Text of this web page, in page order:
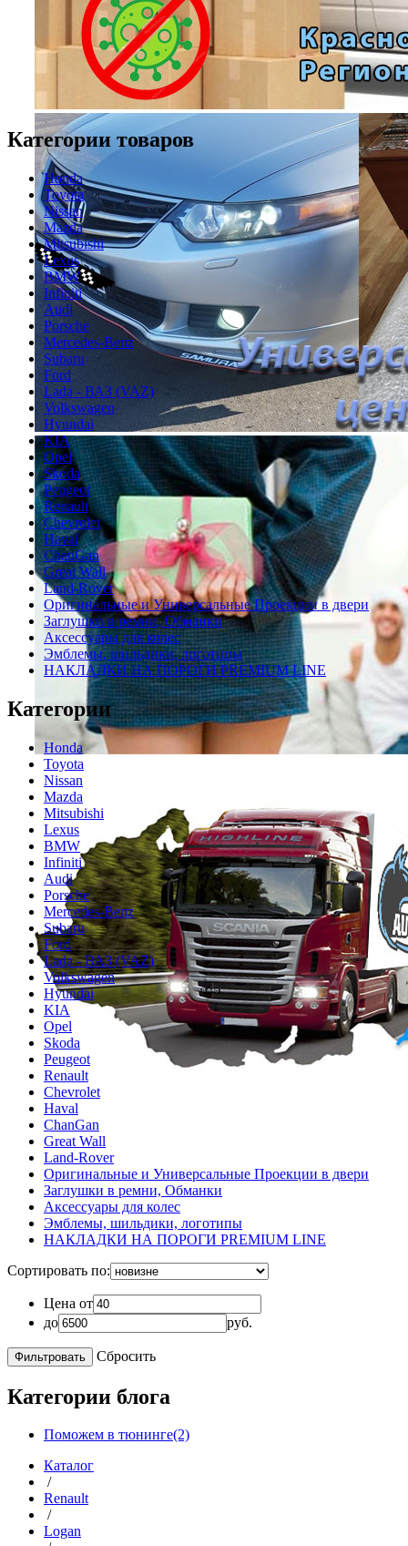
Категории товаров
Honda
Toyota
Nissan
Mazda
Mitsubishi
Lexus
BMW
Infiniti
Audi
Porsche
Mercedes-Benz
Subaru
Ford
Lada - ВАЗ (VAZ)
Volkswagen
Hyundai
KIA
Opel
Skoda
Peugeot
Renault
Chevrolet
Haval
ChanGan
Great Wall
Land-Rover
Оригинальные и Универсальные Проекции в двери
Заглушки в ремни, Обманки
Аксессуары для колес
Эмблемы, шильдики, логотипы
НАКЛАДКИ НА ПОРОГИ PREMIUM LINE
Категории
Honda
Toyota
Nissan
Mazda
Mitsubishi
Lexus
BMW
Infiniti
Audi
Porsche
Mercedes-Benz
Subaru
Ford
Lada - ВАЗ (VAZ)
Volkswagen
Hyundai
KIA
Opel
Skoda
Peugeot
Renault
Chevrolet
Haval
ChanGan
Great Wall
Land-Rover
Оригинальные и Универсальные Проекции в двери
Заглушки в ремни, Обманки
Аксессуары для колес
Эмблемы, шильдики, логотипы
НАКЛАДКИ НА ПОРОГИ PREMIUM LINE
Сортировать по:
Цена от
до
руб.
Сбросить
Категории блога
Поможем в тюнинге(2)
Каталог
/
Renault
/
Logan